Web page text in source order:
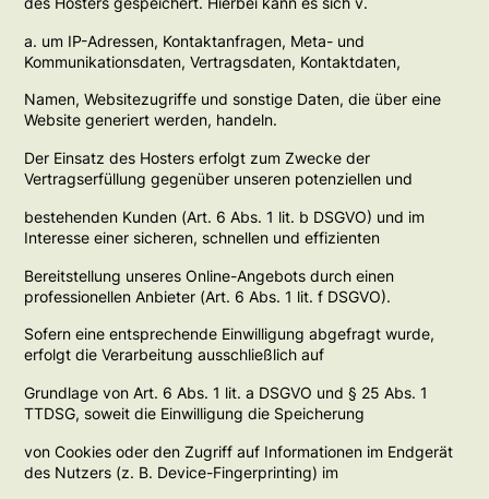
a. um IP-Adressen, Kontaktanfragen, Meta- und
Kommunikationsdaten, Vertragsdaten, Kontaktdaten,
Namen, Websitezugriffe und sonstige Daten, die über eine
Website generiert werden, handeln.
Der Einsatz des Hosters erfolgt zum Zwecke der
Vertragserfüllung gegenüber unseren potenziellen und
bestehenden Kunden (Art. 6 Abs. 1 lit. b DSGVO) und im
Interesse einer sicheren, schnellen und effizienten
Bereitstellung unseres Online-Angebots durch einen
professionellen Anbieter (Art. 6 Abs. 1 lit. f DSGVO).
Sofern eine entsprechende Einwilligung abgefragt wurde,
erfolgt die Verarbeitung ausschließlich auf
Grundlage von Art. 6 Abs. 1 lit. a DSGVO und § 25 Abs. 1
TTDSG, soweit die Einwilligung die Speicherung
von Cookies oder den Zugriff auf Informationen im Endgerät
des Nutzers (z. B. Device-Fingerprinting) im